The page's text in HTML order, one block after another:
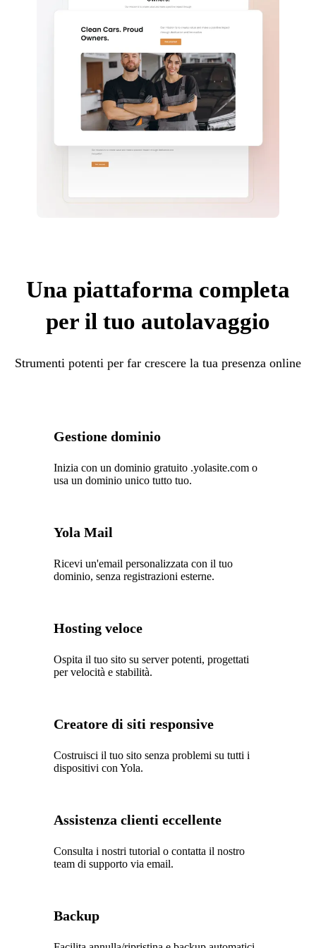
Una piattaforma completa
per il tuo autolavaggio
Strumenti potenti per far crescere la tua presenza online
Gestione dominio
Inizia con un dominio gratuito .yolasite.com o
usa un dominio unico tutto tuo.
Yola Mail
Ricevi un'email personalizzata con il tuo
dominio, senza registrazioni esterne.
Hosting veloce
Ospita il tuo sito su server potenti, progettati
per velocità e stabilità.
Creatore di siti responsive
Costruisci il tuo sito senza problemi su tutti i
dispositivi con Yola.
Assistenza clienti eccellente
Consulta i nostri tutorial o contatta il nostro
team di supporto via email.
Backup